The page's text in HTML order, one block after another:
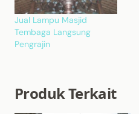
Jual Lampu Masjid
Tembaga Langsung
Pengrajin
Produk Terkait